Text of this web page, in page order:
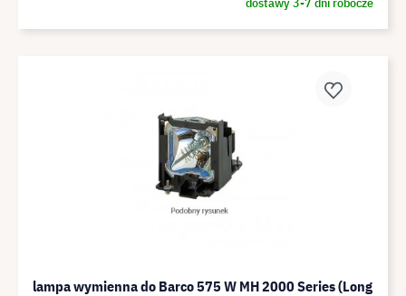
lampa wymienna do Barco 575 W MH 2000 Series (Long